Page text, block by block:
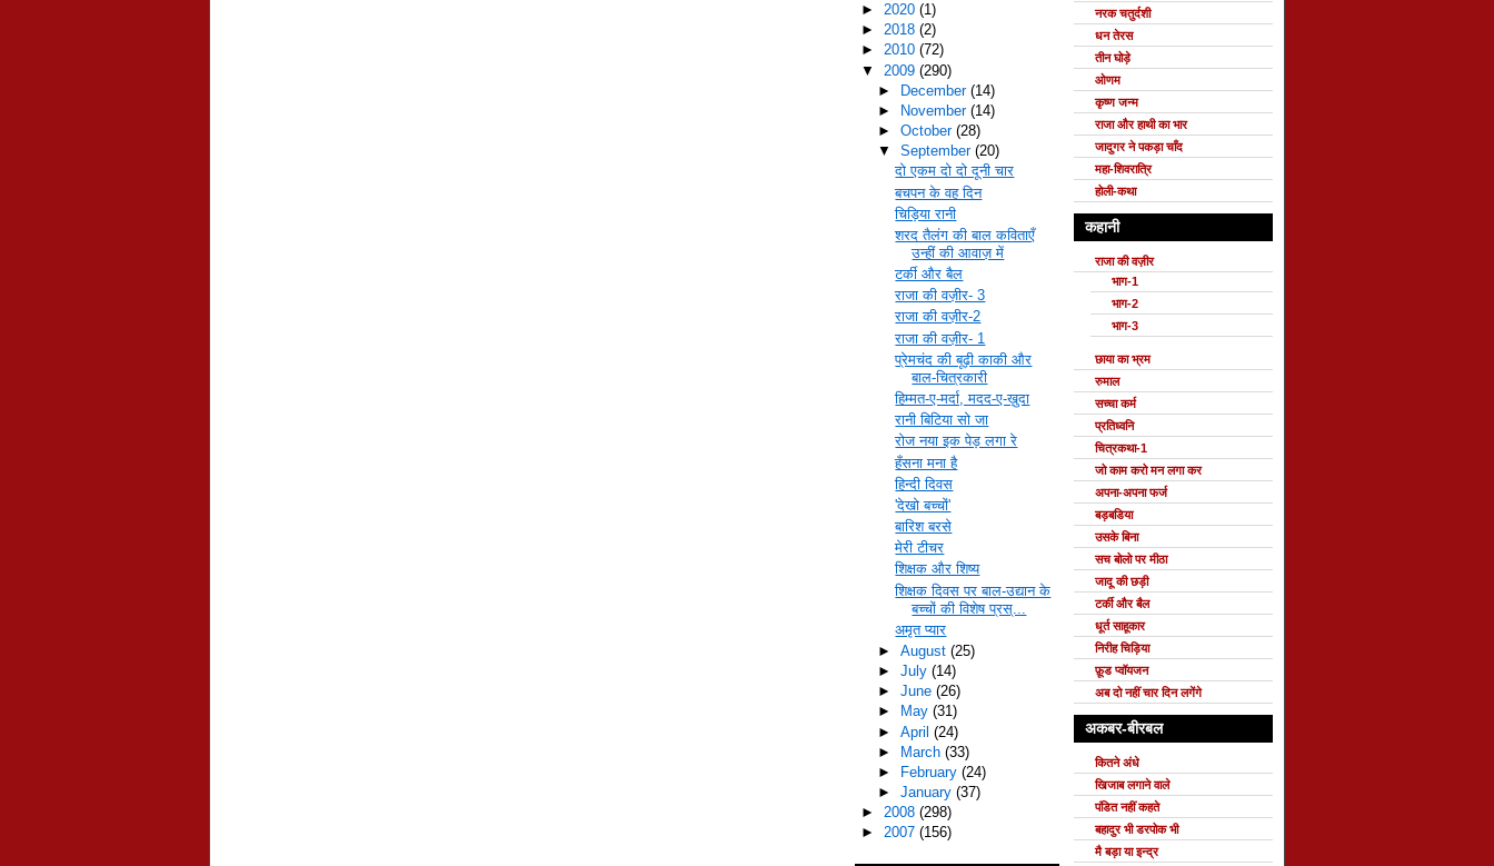
► 2020 (1)
► 2018 (2)
► 2010 (72)
▼ 2009 (290)
►
December (14)
►
November (14)
► October (28)
▼ September (20)
दो एकम दो दो दूनी चार
बचपन के वह दिन
चिड़िया रानी
शरद तैलंग की बाल कविताएँ
उन्हीं की आवाज़ में
टर्की और बैल
राजा की वज़ीर- 3
राजा की वज़ीर-2
राजा की वज़ीर- 1
प्रेमचंद की बूढ़ी काकी और
बाल-चित्रकारी
हिम्मत-ए-मर्दा, मदद-ए-ख़ुदा
रानी बिटिया सो जा
रोज नया इक पेड़ लगा रे
हँसना मना है
हिन्दी दिवस
'देखो बच्चों'
बारिश बरसे
मेरी टीचर
शिक्षक और शिष्य
शिक्षक दिवस पर बाल-उद्यान के
बच्चों की विशेष प्रस्...
अमृत प्यार
► August (25)
► July (14)
► June (26)
►
May (31)
► April (24)
►
March (33)
►
February (24)
► January (37)
► 2008 (298)
► 2007 (156)
नरक चतुर्दशी
धन तेरस
तीन घोड़े
ओणम
कृष्ण जन्म
राजा और हाथी का भार
जादुगर ने पकड़ा चाँद
महा-शिवरात्रि
होली-कथा
कहानी
राजा की वज़ीर
भाग-1
भाग-2
भाग-3
छाया का भ्रम
रुमाल
सच्चा कर्म
प्रतिध्वनि
चित्रकथा-1
जो काम करो मन लगा कर
अपना-अपना फर्ज
बड़बडिया
उसके बिना
सच बोलो पर मीठा
जादू की छड़ी
टर्की और बैल
धूर्त साहूकार
निरीह चिड़िया
फ़ूड प्वॉयजन
अब दो नहीं चार दिन लगेंगे
अकबर-बीरबल
कितने अंधे
खिजाब लगाने वाले
पंडित नहीं कहते
बहादुर भी डरपोक भी
मै बड़ा या इन्द्र